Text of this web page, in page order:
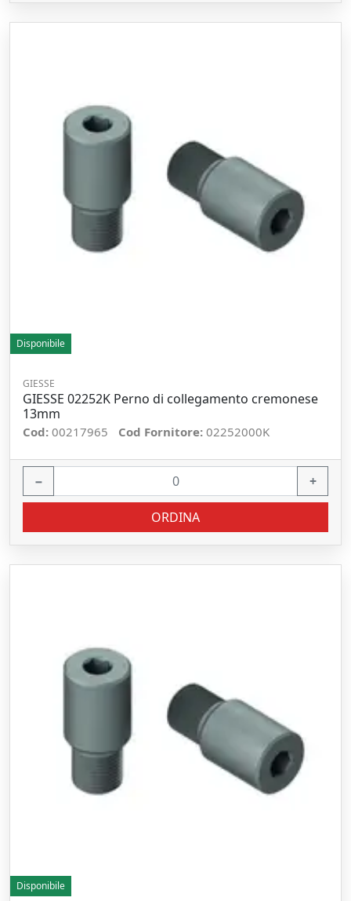
Disponibile
GIESSE
GIESSE 02252K Perno di collegamento cremonese
13mm
Cod: 00217965 Cod Fornitore: 02252000K
− +
ORDINA
Disponibile